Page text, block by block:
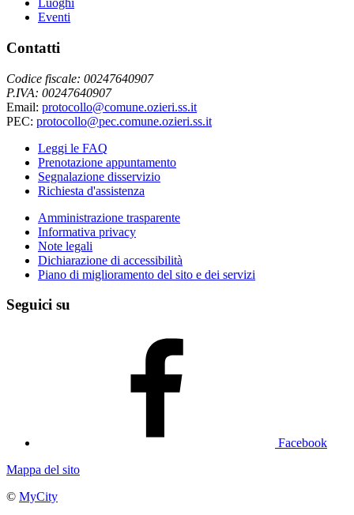
Luoghi
Eventi
Contatti
Codice fiscale: 00247640907
P.IVA: 00247640907
Email: protocollo@comune.ozieri.ss.it
PEC: protocollo@pec.comune.ozieri.ss.it
Leggi le FAQ
Prenotazione appuntamento
Segnalazione disservizio
Richiesta d'assistenza
Amministrazione trasparente
Informativa privacy
Note legali
Dichiarazione di accessibilità
Piano di miglioramento del sito e dei servizi
Seguici su
Facebook
Mappa del sito
© MyCity